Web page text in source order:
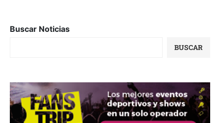
Buscar Noticias
BUSCAR